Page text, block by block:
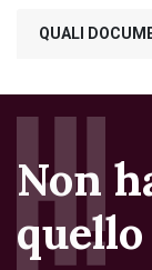
QUALI
Non